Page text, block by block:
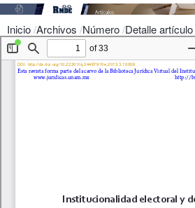
Inicio/Archivos /Número/Detalle artículo